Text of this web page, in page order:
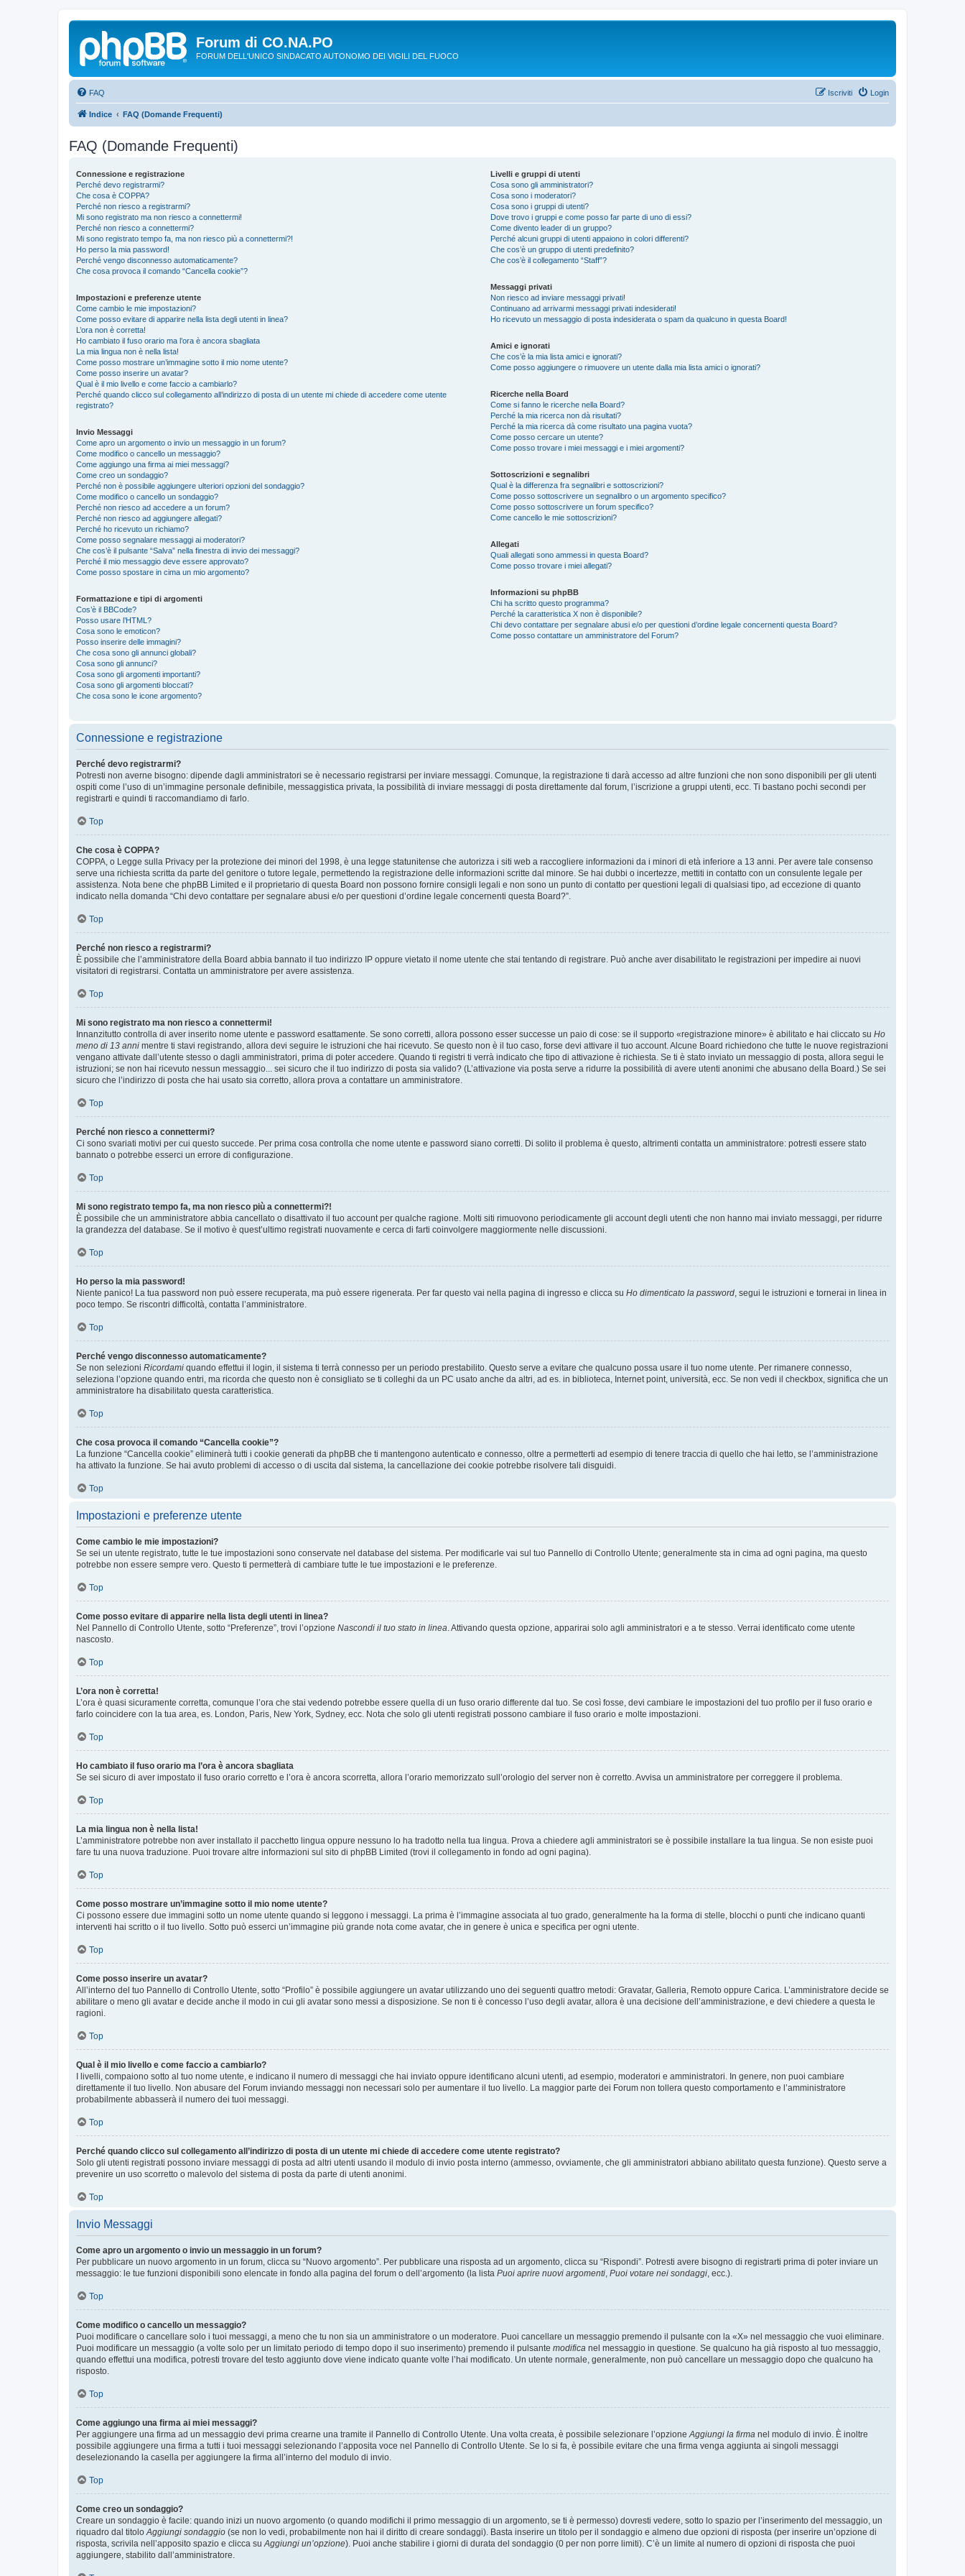
Forum di CO.NA.PO
FORUM DELL'UNICO SINDACATO AUTONOMO DEI VIGILI DEL FUOCO
FAQ Login
Iscriviti
Indice FAQ (Domande Frequenti)
FAQ (Domande Frequenti)
Connessione e registrazione
Perché devo registrarmi?
Che cosa è COPPA?
Perché non riesco a registrarmi?
Mi sono registrato ma non riesco a connettermi!
Perché non riesco a connettermi?
Mi sono registrato tempo fa, ma non riesco più a connettermi?!
Ho perso la mia password!
Perché vengo disconnesso automaticamente?
Che cosa provoca il comando “Cancella cookie”?
Impostazioni e preferenze utente
Come cambio le mie impostazioni?
Come posso evitare di apparire nella lista degli utenti in linea?
L’ora non è corretta!
Ho cambiato il fuso orario ma l’ora è ancora sbagliata
La mia lingua non è nella lista!
Come posso mostrare un’immagine sotto il mio nome utente?
Come posso inserire un avatar?
Qual è il mio livello e come faccio a cambiarlo?
Perché quando clicco sul collegamento all’indirizzo di posta di un utente mi chiede di accedere come utente
registrato?
Invio Messaggi
Come apro un argomento o invio un messaggio in un forum?
Come modifico o cancello un messaggio?
Come aggiungo una firma ai miei messaggi?
Come creo un sondaggio?
Perché non è possibile aggiungere ulteriori opzioni del sondaggio?
Come modifico o cancello un sondaggio?
Perché non riesco ad accedere a un forum?
Perché non riesco ad aggiungere allegati?
Perché ho ricevuto un richiamo?
Come posso segnalare messaggi ai moderatori?
Che cos’è il pulsante “Salva” nella finestra di invio dei messaggi?
Perché il mio messaggio deve essere approvato?
Come posso spostare in cima un mio argomento?
Formattazione e tipi di argomenti
Cos’è il BBCode?
Posso usare l’HTML?
Cosa sono le emoticon?
Posso inserire delle immagini?
Che cosa sono gli annunci globali?
Cosa sono gli annunci?
Cosa sono gli argomenti importanti?
Cosa sono gli argomenti bloccati?
Che cosa sono le icone argomento?
Livelli e gruppi di utenti
Cosa sono gli amministratori?
Cosa sono i moderatori?
Cosa sono i gruppi di utenti?
Dove trovo i gruppi e come posso far parte di uno di essi?
Come divento leader di un gruppo?
Perché alcuni gruppi di utenti appaiono in colori differenti?
Che cos’è un gruppo di utenti predefinito?
Che cos’è il collegamento “Staff”?
Messaggi privati
Non riesco ad inviare messaggi privati!
Continuano ad arrivarmi messaggi privati indesiderati!
Ho ricevuto un messaggio di posta indesiderata o spam da qualcuno in questa Board!
Amici e ignorati
Che cos’è la mia lista amici e ignorati?
Come posso aggiungere o rimuovere un utente dalla mia lista amici o ignorati?
Ricerche nella Board
Come si fanno le ricerche nella Board?
Perché la mia ricerca non dà risultati?
Perché la mia ricerca dà come risultato una pagina vuota?
Come posso cercare un utente?
Come posso trovare i miei messaggi e i miei argomenti?
Sottoscrizioni e segnalibri
Qual è la differenza fra segnalibri e sottoscrizioni?
Come posso sottoscrivere un segnalibro o un argomento specifico?
Come posso sottoscrivere un forum specifico?
Come cancello le mie sottoscrizioni?
Allegati
Quali allegati sono ammessi in questa Board?
Come posso trovare i miei allegati?
Informazioni su phpBB
Chi ha scritto questo programma?
Perché la caratteristica X non è disponibile?
Chi devo contattare per segnalare abusi e/o per questioni d’ordine legale concernenti questa Board?
Come posso contattare un amministratore del Forum?
Connessione e registrazione
Perché devo registrarmi?
Potresti non averne bisogno: dipende dagli amministratori se è necessario registrarsi per inviare messaggi. Comunque, la registrazione ti darà accesso ad altre funzioni che non sono disponibili per gli utenti
ospiti come l’uso di un’immagine personale definibile, messaggistica privata, la possibilità di inviare messaggi di posta direttamente dal forum, l’iscrizione a gruppi utenti, ecc. Ti bastano pochi secondi per
registrarti e quindi ti raccomandiamo di farlo.
Top
Che cosa è COPPA?
COPPA, o Legge sulla Privacy per la protezione dei minori del 1998, è una legge statunitense che autorizza i siti web a raccogliere informazioni da i minori di età inferiore a 13 anni. Per avere tale consenso
serve una richiesta scritta da parte del genitore o tutore legale, permettendo la registrazione delle informazioni scritte dal minore. Se hai dubbi o incertezze, mettiti in contatto con un consulente legale per
assistenza. Nota bene che phpBB Limited e il proprietario di questa Board non possono fornire consigli legali e non sono un punto di contatto per questioni legali di qualsiasi tipo, ad eccezione di quanto
indicato nella domanda “Chi devo contattare per segnalare abusi e/o per questioni d’ordine legale concernenti questa Board?”.
Top
Perché non riesco a registrarmi?
È possibile che l’amministratore della Board abbia bannato il tuo indirizzo IP oppure vietato il nome utente che stai tentando di registrare. Può anche aver disabilitato le registrazioni per impedire ai nuovi
visitatori di registrarsi. Contatta un amministratore per avere assistenza.
Top
Mi sono registrato ma non riesco a connettermi!
Innanzitutto controlla di aver inserito nome utente e password esattamente. Se sono corretti, allora possono esser successe un paio di cose: se il supporto «registrazione minore» è abilitato e hai cliccato su Ho
meno di 13 anni mentre ti stavi registrando, allora devi seguire le istruzioni che hai ricevuto. Se questo non è il tuo caso, forse devi attivare il tuo account. Alcune Board richiedono che tutte le nuove registrazioni
vengano attivate dall’utente stesso o dagli amministratori, prima di poter accedere. Quando ti registri ti verrà indicato che tipo di attivazione è richiesta. Se ti è stato inviato un messaggio di posta, allora segui le
istruzioni; se non hai ricevuto nessun messaggio... sei sicuro che il tuo indirizzo di posta sia valido? (L’attivazione via posta serve a ridurre la possibilità di avere utenti anonimi che abusano della Board.) Se sei
sicuro che l’indirizzo di posta che hai usato sia corretto, allora prova a contattare un amministratore.
Top
Perché non riesco a connettermi?
Ci sono svariati motivi per cui questo succede. Per prima cosa controlla che nome utente e password siano corretti. Di solito il problema è questo, altrimenti contatta un amministratore: potresti essere stato
bannato o potrebbe esserci un errore di configurazione.
Top
Mi sono registrato tempo fa, ma non riesco più a connettermi?!
È possibile che un amministratore abbia cancellato o disattivato il tuo account per qualche ragione. Molti siti rimuovono periodicamente gli account degli utenti che non hanno mai inviato messaggi, per ridurre
la grandezza del database. Se il motivo è quest’ultimo registrati nuovamente e cerca di farti coinvolgere maggiormente nelle discussioni.
Top
Ho perso la mia password!
Niente panico! La tua password non può essere recuperata, ma può essere rigenerata. Per far questo vai nella pagina di ingresso e clicca su Ho dimenticato la password , segui le istruzioni e tornerai in linea in
poco tempo. Se riscontri difficoltà, contatta l’amministratore.
Top
Perché vengo disconnesso automaticamente?
Se non selezioni Ricordami quando effettui il login, il sistema ti terrà connesso per un periodo prestabilito. Questo serve a evitare che qualcuno possa usare il tuo nome utente. Per rimanere connesso,
seleziona l’opzione quando entri, ma ricorda che questo non è consigliato se ti colleghi da un PC usato anche da altri, ad es. in biblioteca, Internet point, università, ecc. Se non vedi il checkbox, significa che un
amministratore ha disabilitato questa caratteristica.
Top
Che cosa provoca il comando “Cancella cookie”?
La funzione “Cancella cookie” eliminerà tutti i cookie generati da phpBB che ti mantengono autenticato e connesso, oltre a permetterti ad esempio di tenere traccia di quello che hai letto, se l’amministrazione
ha attivato la funzione. Se hai avuto problemi di accesso o di uscita dal sistema, la cancellazione dei cookie potrebbe risolvere tali disguidi.
Top
Impostazioni e preferenze utente
Come cambio le mie impostazioni?
Se sei un utente registrato, tutte le tue impostazioni sono conservate nel database del sistema. Per modificarle vai sul tuo Pannello di Controllo Utente; generalmente sta in cima ad ogni pagina, ma questo
potrebbe non essere sempre vero. Questo ti permetterà di cambiare tutte le tue impostazioni e le preferenze.
Top
Come posso evitare di apparire nella lista degli utenti in linea?
Nel Pannello di Controllo Utente, sotto “Preferenze”, trovi l’opzione Nascondi il tuo stato in linea . Attivando questa opzione, apparirai solo agli amministratori e a te stesso. Verrai identificato come utente
nascosto.
Top
L’ora non è corretta!
L’ora è quasi sicuramente corretta, comunque l’ora che stai vedendo potrebbe essere quella di un fuso orario differente dal tuo. Se così fosse, devi cambiare le impostazioni del tuo profilo per il fuso orario e
farlo coincidere con la tua area, es. London, Paris, New York, Sydney, ecc. Nota che solo gli utenti registrati possono cambiare il fuso orario e molte impostazioni.
Top
Ho cambiato il fuso orario ma l’ora è ancora sbagliata
Se sei sicuro di aver impostato il fuso orario corretto e l’ora è ancora scorretta, allora l’orario memorizzato sull’orologio del server non è corretto. Avvisa un amministratore per correggere il problema.
Top
La mia lingua non è nella lista!
L’amministratore potrebbe non aver installato il pacchetto lingua oppure nessuno lo ha tradotto nella tua lingua. Prova a chiedere agli amministratori se è possibile installare la tua lingua. Se non esiste puoi
fare tu una nuova traduzione. Puoi trovare altre informazioni sul sito di phpBB Limited (trovi il collegamento in fondo ad ogni pagina).
Top
Come posso mostrare un’immagine sotto il mio nome utente?
Ci possono essere due immagini sotto un nome utente quando si leggono i messaggi. La prima è l’immagine associata al tuo grado, generalmente ha la forma di stelle, blocchi o punti che indicano quanti
interventi hai scritto o il tuo livello. Sotto può esserci un’immagine più grande nota come avatar, che in genere è unica e specifica per ogni utente.
Top
Come posso inserire un avatar?
All’interno del tuo Pannello di Controllo Utente, sotto “Profilo” è possibile aggiungere un avatar utilizzando uno dei seguenti quattro metodi: Gravatar, Galleria, Remoto oppure Carica. L’amministratore decide se
abilitare o meno gli avatar e decide anche il modo in cui gli avatar sono messi a disposizione. Se non ti è concesso l’uso degli avatar, allora è una decisione dell’amministrazione, e devi chiedere a questa le
ragioni.
Top
Qual è il mio livello e come faccio a cambiarlo?
I livelli, compaiono sotto al tuo nome utente, e indicano il numero di messaggi che hai inviato oppure identificano alcuni utenti, ad esempio, moderatori e amministratori. In genere, non puoi cambiare
direttamente il tuo livello. Non abusare del Forum inviando messaggi non necessari solo per aumentare il tuo livello. La maggior parte dei Forum non tollera questo comportamento e l’amministratore
probabilmente abbasserà il numero dei tuoi messaggi.
Top
Perché quando clicco sul collegamento all’indirizzo di posta di un utente mi chiede di accedere come utente registrato?
Solo gli utenti registrati possono inviare messaggi di posta ad altri utenti usando il modulo di invio posta interno (ammesso, ovviamente, che gli amministratori abbiano abilitato questa funzione). Questo serve a
prevenire un uso scorretto o malevolo del sistema di posta da parte di utenti anonimi.
Top
Invio Messaggi
Come apro un argomento o invio un messaggio in un forum?
Per pubblicare un nuovo argomento in un forum, clicca su “Nuovo argomento”. Per pubblicare una risposta ad un argomento, clicca su “Rispondi”. Potresti avere bisogno di registrarti prima di poter inviare un
messaggio: le tue funzioni disponibili sono elencate in fondo alla pagina del forum o dell’argomento (la lista Puoi aprire nuovi argomenti Puoi votare nei sondaggi , ecc.).
Top
Come modifico o cancello un messaggio?
Puoi modificare o cancellare solo i tuoi messaggi, a meno che tu non sia un amministratore o un moderatore. Puoi cancellare un messaggio premendo il pulsante con la «X» nel messaggio che vuoi eliminare.
Puoi modificare un messaggio (a volte solo per un limitato periodo di tempo dopo il suo inserimento) premendo il pulsante modifica nel messaggio in questione. Se qualcuno ha già risposto al tuo messaggio,
quando effettui una modifica, potresti trovare del testo aggiunto dove viene indicato quante volte l’hai modificato. Un utente normale, generalmente, non può cancellare un messaggio dopo che qualcuno ha
risposto.
Top
Come aggiungo una firma ai miei messaggi?
Per aggiungere una firma ad un messaggio devi prima crearne una tramite il Pannello di Controllo Utente. Una volta creata, è possibile selezionare l’opzione Aggiungi la firma nel modulo di invio. È inoltre
possibile aggiungere una firma a tutti i tuoi messaggi selezionando l’apposita voce nel Pannello di Controllo Utente. Se lo si fa, è possibile evitare che una firma venga aggiunta ai singoli messaggi
deselezionando la casella per aggiungere la firma all’interno del modulo di invio.
Top
Come creo un sondaggio?
Creare un sondaggio è facile: quando inizi un nuovo argomento (o quando modifichi il primo messaggio di un argomento, se ti è permesso) dovresti vedere, sotto lo spazio per l’inserimento del messaggio, un
riquadro dal titolo Aggiungi sondaggio (se non lo vedi, probabilmente non hai il diritto di creare sondaggi). Basta inserire un titolo per il sondaggio e almeno due opzioni di risposta (per inserire un’opzione di
risposta, scrivila nell’apposito spazio e clicca su Aggiungi un’opzione). Puoi anche stabilire i giorni di durata del sondaggio (0 per non porre limiti). C’è un limite al numero di opzioni di risposta che puoi
aggiungere, stabilito dall’amministratore.